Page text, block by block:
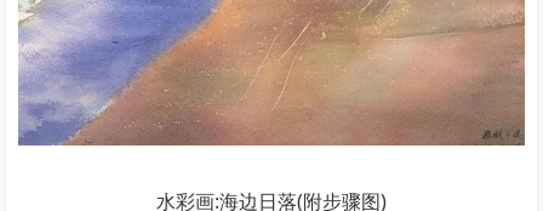
水彩画:海边日落(附步骤图)